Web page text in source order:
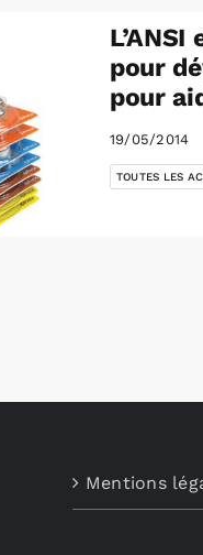
pour
pour
19/05/2014
TOUTES LES
Mentions